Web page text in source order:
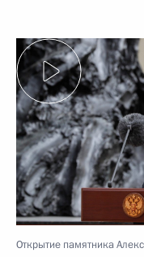
Открытие памятника